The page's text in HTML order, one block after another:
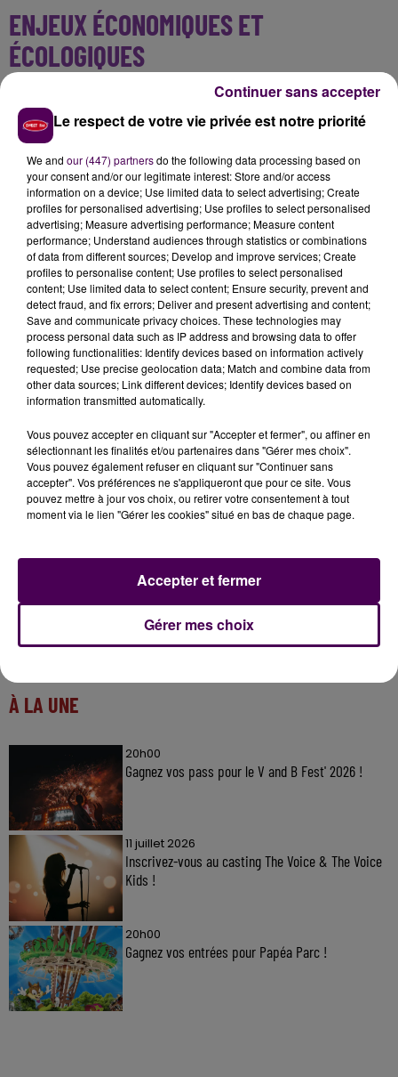
ENJEUX ÉCONOMIQUES ET
ÉCOLOGIQUES
"domaine public maritime naturel"inclut des zones
littorales où cohabitent les enjeux environnementaux,
touristiques, économiques mais également sociaux
avec la présence d’habitation et d’activités
professionnelles. La nouvelle stratégie vise, selon les
services de l'Etat, à mieux faire cohabiter ces
orientationsen mettant notamment plus en avant la
protection des paysages et des espaces naturels
DES CONTRÔLES ACCRUS
Dans son communiqué adressé aux médias ce jeudi 28
décembre, la préfecture annonce être précisément
à la recherche de points d’équilibre entre les
usages humains et les exigences de préservation
cela passera particulièrement par un plus grand
contrôle des occupations en cours, terminées et
également à venir avec une participation aux plans
locaux d’urbanisme et aux schémas de cohérence des
territoires -documents qui"dessinent"le territoire-.
À LA UNE
20h00
Gagnez vos pass pour le V and B Fest' 2026 !
11 juillet 2026
Inscrivez-vous au casting The Voice & The Voice
Kids !
20h00
Gagnez vos entrées pour Papéa Parc !
Le respect de votre vie privée est notre priorité
We and our (447) partnersdo the following data processing based on
your consent and/or our legitimate interest: Store and/or access
information on a device; Use limited data to select advertising; Create
profiles for personalised advertising; Use profiles to select personalised
advertising; Measure advertising performance; Measure content
performance; Understand audiences through statistics or combinations
of data from different sources; Develop and improve services; Create
profiles to personalise content; Use profiles to select personalised
content; Use limited data to select content; Ensure security, prevent and
detect fraud, and fix errors; Deliver and present advertising and content;
Save and communicate privacy choices. These technologies may
process personal data such as IP address and browsing data to offer
following functionalities: Identify devices based on information actively
requested; Use precise geolocation data; Match and combine data from
other data sources; Link different devices; Identify devices based on
information transmitted automatically.
Vous pouvez accepter en cliquant sur "Accepter et fermer", ou affiner en
sélectionnant les finalités et/ou partenaires dans "Gérer mes choix".
Vous pouvez également refuser en cliquant sur "Continuer sans
accepter". Vos préférences ne s'appliqueront que pour ce site. Vous
pouvez mettre à jour vos choix, ou retirer votre consentement à tout
moment via le lien "Gérer les cookies" situé en bas de chaque page.
Gérer mes choix
Accepter et fermer
Continuer sans accepter